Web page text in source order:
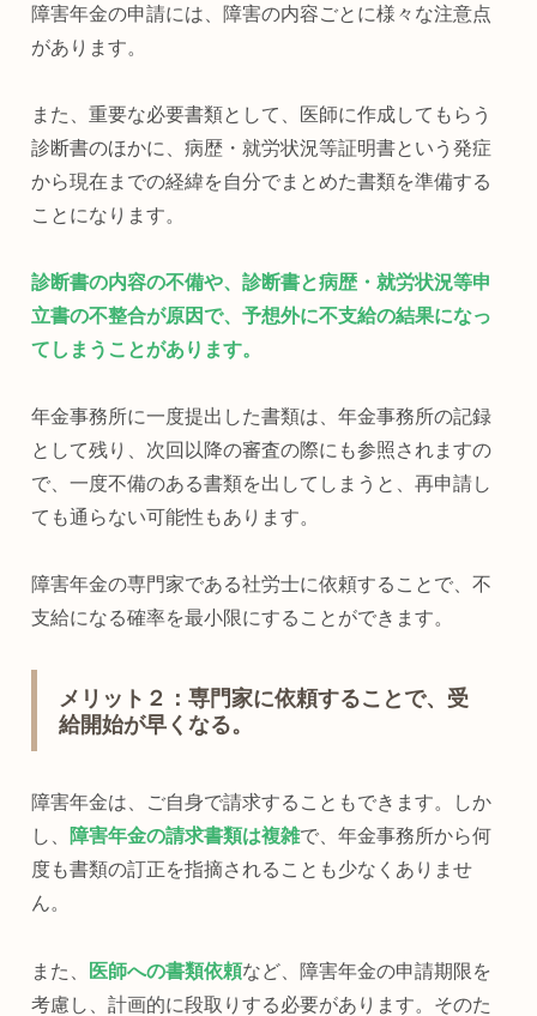
障害年金の申請には、障害の内容ごとに様々な注意点
があります。
また、重要な必要書類として、医師に作成してもらう
診断書のほかに、病歴・就労状況等証明書という発症
から現在までの経緯を自分でまとめた書類を準備する
ことになります。
診断書の内容の不備や、診断書と病歴・就労状況等申
立書の不整合が原因で、予想外に不支給の結果になっ
てしまうことがあります。
年金事務所に一度提出した書類は、年金事務所の記録
として残り、次回以降の審査の際にも参照されますの
で、一度不備のある書類を出してしまうと、再申請し
ても通らない可能性もあります。
障害年金の専門家である社労士に依頼することで、不
支給になる確率を最小限にすることができます。
メリット２：専門家に依頼することで、受
給開始が早くなる。
障害年金は、ご自身で請求することもできます。しか
し、
障害年金の請求書類は複雑で、年金事務所から何
度も書類の訂正を指摘されることも少なくありませ
ん。
また、 医師への書類依頼など、障害年金の申請期限を
考慮し、計画的に段取りする必要があります。そのた